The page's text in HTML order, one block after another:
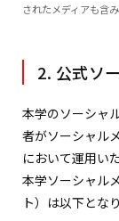
されたメディアも含み
2. 公式ソ
本学のソーシャ
者がソーシャル
において運用い
本学ソーシャル
ト）は以下とな